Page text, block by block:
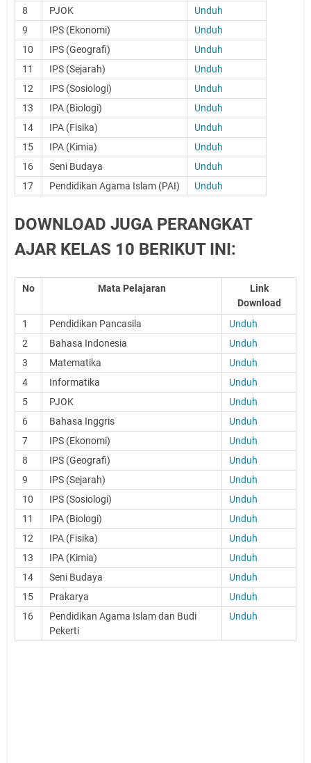
8
PJOK
Unduh
9
IPS (Ekonomi)
Unduh
10
IPS (Geografi)
Unduh
11
IPS (Sejarah)
Unduh
12
IPS (Sosiologi)
Unduh
13
IPA (Biologi)
Unduh
14
IPA (Fisika)
Unduh
15
IPA (Kimia)
Unduh
16
Seni Budaya
Unduh
17
Pendidikan Agama Islam (PAI) Unduh
DOWNLOAD JUGA PERANGKAT
AJAR KELAS 10 BERIKUT INI:
No Mata Pelajaran
Link
Download
1
Pendidikan Pancasila
Unduh
2
Bahasa Indonesia
Unduh
3
Matematika
Unduh
4
Informatika
Unduh
5
PJOK
Unduh
6
Bahasa Inggris
Unduh
7
IPS (Ekonomi)
Unduh
8
IPS (Geografi)
Unduh
9
IPS (Sejarah)
Unduh
10
IPS (Sosiologi)
Unduh
11
IPA (Biologi)
Unduh
12
IPA (Fisika)
Unduh
13
IPA (Kimia)
Unduh
14
Seni Budaya
Unduh
15
Prakarya
Unduh
16
Pendidikan Agama Islam dan Budi
Pekerti
Unduh